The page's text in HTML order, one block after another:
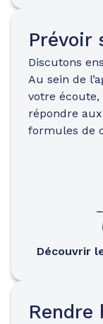
Prévoir
Discutons
Au sein de
votre
répondre
formules de
Découvrir
Rendre